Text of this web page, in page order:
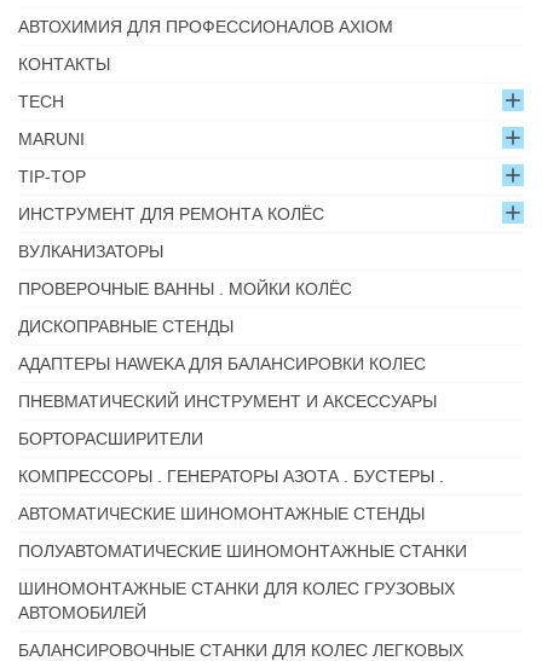
АВТОХИМИЯ ДЛЯ ПРОФЕССИОНАЛОВ AXIOM
КОНТАКТЫ
TECH
MARUNI
TIP-TOP
ИНСТРУМЕНТ ДЛЯ РЕМОНТА КОЛЁС
ВУЛКАНИЗАТОРЫ
ПРОВЕРОЧНЫЕ ВАННЫ . МОЙКИ КОЛЁС
ДИСКОПРАВНЫЕ СТЕНДЫ
АДАПТЕРЫ HAWEKA ДЛЯ БАЛАНСИРОВКИ КОЛЕС
ПНЕВМАТИЧЕСКИЙ ИНСТРУМЕНТ И АКСЕССУАРЫ
БОРТОРАСШИРИТЕЛИ
КОМПРЕССОРЫ . ГЕНЕРАТОРЫ АЗОТА . БУСТЕРЫ .
АВТОМАТИЧЕСКИЕ ШИНОМОНТАЖНЫЕ СТЕНДЫ
ПОЛУАВТОМАТИЧЕСКИЕ ШИНОМОНТАЖНЫЕ СТАНКИ
ШИНОМОНТАЖНЫЕ СТАНКИ ДЛЯ КОЛЕС ГРУЗОВЫХ
АВТОМОБИЛЕЙ
БАЛАНСИРОВОЧНЫЕ СТАНКИ ДЛЯ КОЛЕС ЛЕГКОВЫХ